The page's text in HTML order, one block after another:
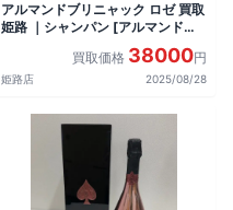
アルマンドブリニャック ロゼ 買取
姫路 ｜シャンパン [アルマンドブ
リニャック ロゼ]をお酒
買取価格 38000円
姫路店 2025/08/28